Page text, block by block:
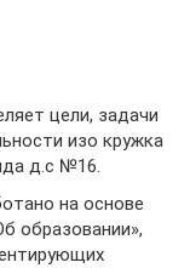
цели, задачи
изо кружка
д.c №16.
на основе
образовании»,